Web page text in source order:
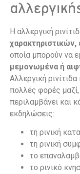
Η αλλεργική
οποία μπορούν να
μεμονωμένα ή
Αλλεργική
πολλές φορές
περιλαμβάνει και
εκδηλώσεις:
τη ρινική
τη ρινική
το
το ρινικό